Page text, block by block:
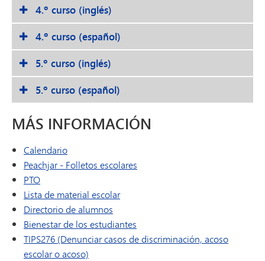
4.º curso (inglés)
4.º curso (español)
5.º curso (inglés)
5.º curso (español)
MÁS INFORMACIÓN
Calendario
Peachjar - Folletos escolares
PTO
Lista de material escolar
Directorio de alumnos
Bienestar de los estudiantes
TIPS276 (Denunciar casos de discriminación, acoso
escolar o acoso)